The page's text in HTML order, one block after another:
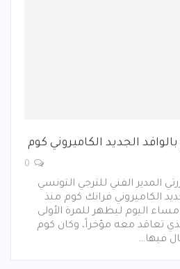
الجديد الكاميروني كوم
المدير الفني للترجي التونسي
الكاميروني فرانك كوم منذ
مساء اليوم ليظهر للمرة الأولى
تعاقد معه مؤخراً، وكان كوم
فيها…